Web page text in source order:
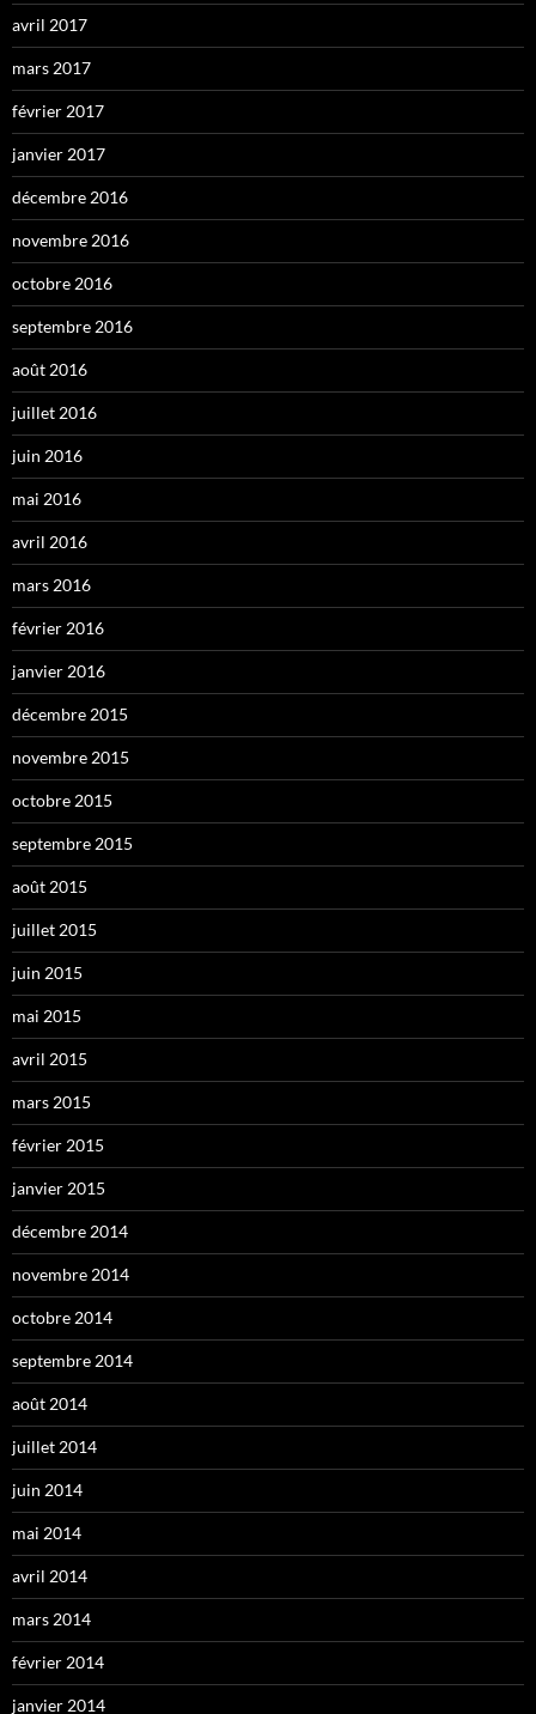
avril 2017
mars 2017
février 2017
janvier 2017
décembre 2016
novembre 2016
octobre 2016
septembre 2016
août 2016
juillet 2016
juin 2016
mai 2016
avril 2016
mars 2016
février 2016
janvier 2016
décembre 2015
novembre 2015
octobre 2015
septembre 2015
août 2015
juillet 2015
juin 2015
mai 2015
avril 2015
mars 2015
février 2015
janvier 2015
décembre 2014
novembre 2014
octobre 2014
septembre 2014
août 2014
juillet 2014
juin 2014
mai 2014
avril 2014
mars 2014
février 2014
janvier 2014